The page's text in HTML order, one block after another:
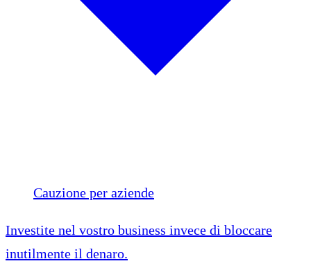
Cauzione per aziende
Investite nel vostro business invece di bloccare
inutilmente il denaro.